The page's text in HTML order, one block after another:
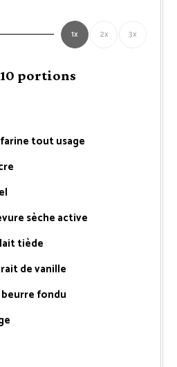
1x 2x 3x
portions
tout usage
sèche active
tiède
de vanille
fondu